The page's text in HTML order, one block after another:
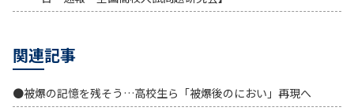
関連記事
●被爆の記憶を残そう…高校生ら「被爆後のにおい」再現へ